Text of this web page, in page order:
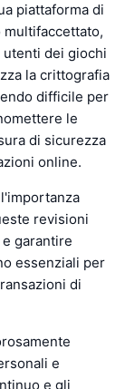
piattaforma di
dei giochi
la crittografia
difficile per
le
di sicurezza
online.
revisioni
garantire
essenziali per
di
e
e gli